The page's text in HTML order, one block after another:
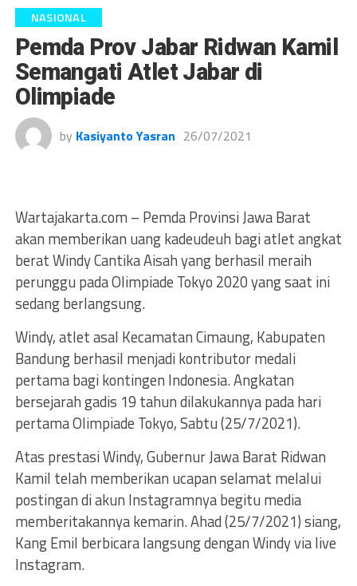
NASIONAL
Pemda Prov Jabar Ridwan Kamil
Semangati Atlet Jabar di
Olimpiade
by Kasiyanto Yasran 26/07/2021
Wartajakarta.com – Pemda Provinsi Jawa Barat
akan memberikan uang kadeudeuh bagi atlet angkat
berat Windy Cantika Aisah yang berhasil meraih
perunggu pada Olimpiade Tokyo 2020 yang saat ini
sedang berlangsung.
Windy, atlet asal Kecamatan Cimaung, Kabupaten
Bandung berhasil menjadi kontributor medali
pertama bagi kontingen Indonesia. Angkatan
bersejarah gadis 19 tahun dilakukannya pada hari
pertama Olimpiade Tokyo, Sabtu (25/7/2021).
Atas prestasi Windy, Gubernur Jawa Barat Ridwan
Kamil telah memberikan ucapan selamat melalui
postingan di akun Instagramnya begitu media
memberitakannya kemarin. Ahad (25/7/2021) siang,
Kang Emil berbicara langsung dengan Windy via live
Instagram.